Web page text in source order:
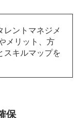
レントマネジメ
メリット、方
スキルマップを
保